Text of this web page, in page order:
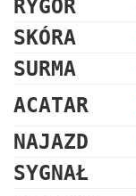
RYGOR
SKÓRA
SURMA
ACATAR
NAJAZD
SYGNAŁ